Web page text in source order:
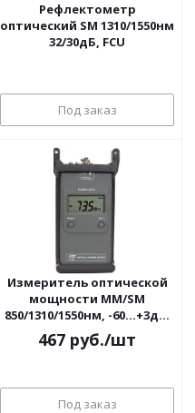
Рефлектометр
оптический SM 1310/1550нм
32/30дБ, FCU
Под заказ
Измеритель оптической
мощности MM/SM
850/1310/1550нм, -60...+3дБ,
разъем FC/UPC FOD
467 руб./шт
Под заказ